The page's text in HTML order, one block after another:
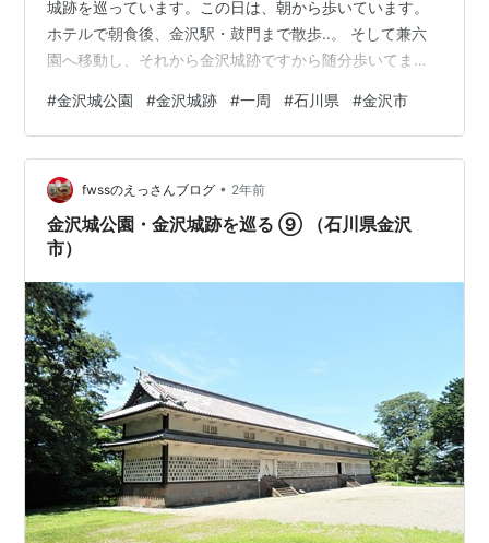
城跡を巡っています。この日は、朝から歩いています。
ホテルで朝食後、金沢駅・鼓門まで散歩‥。 そして兼六
園へ移動し、それから金沢城跡ですから随分歩いてま
公園・金沢城跡を巡る」を終えます。 金沢城跡（石川県
金沢市） 2021年7月 ランキング参加中旅行 ランキング参
加中写真・カメラ
#金沢城公園 #金沢城跡 #一周 #石川県 #金沢市
fwssのえっさんブログ • 2年前
金沢城公園・金沢城跡を巡る ⑨ （石川県金沢
市）